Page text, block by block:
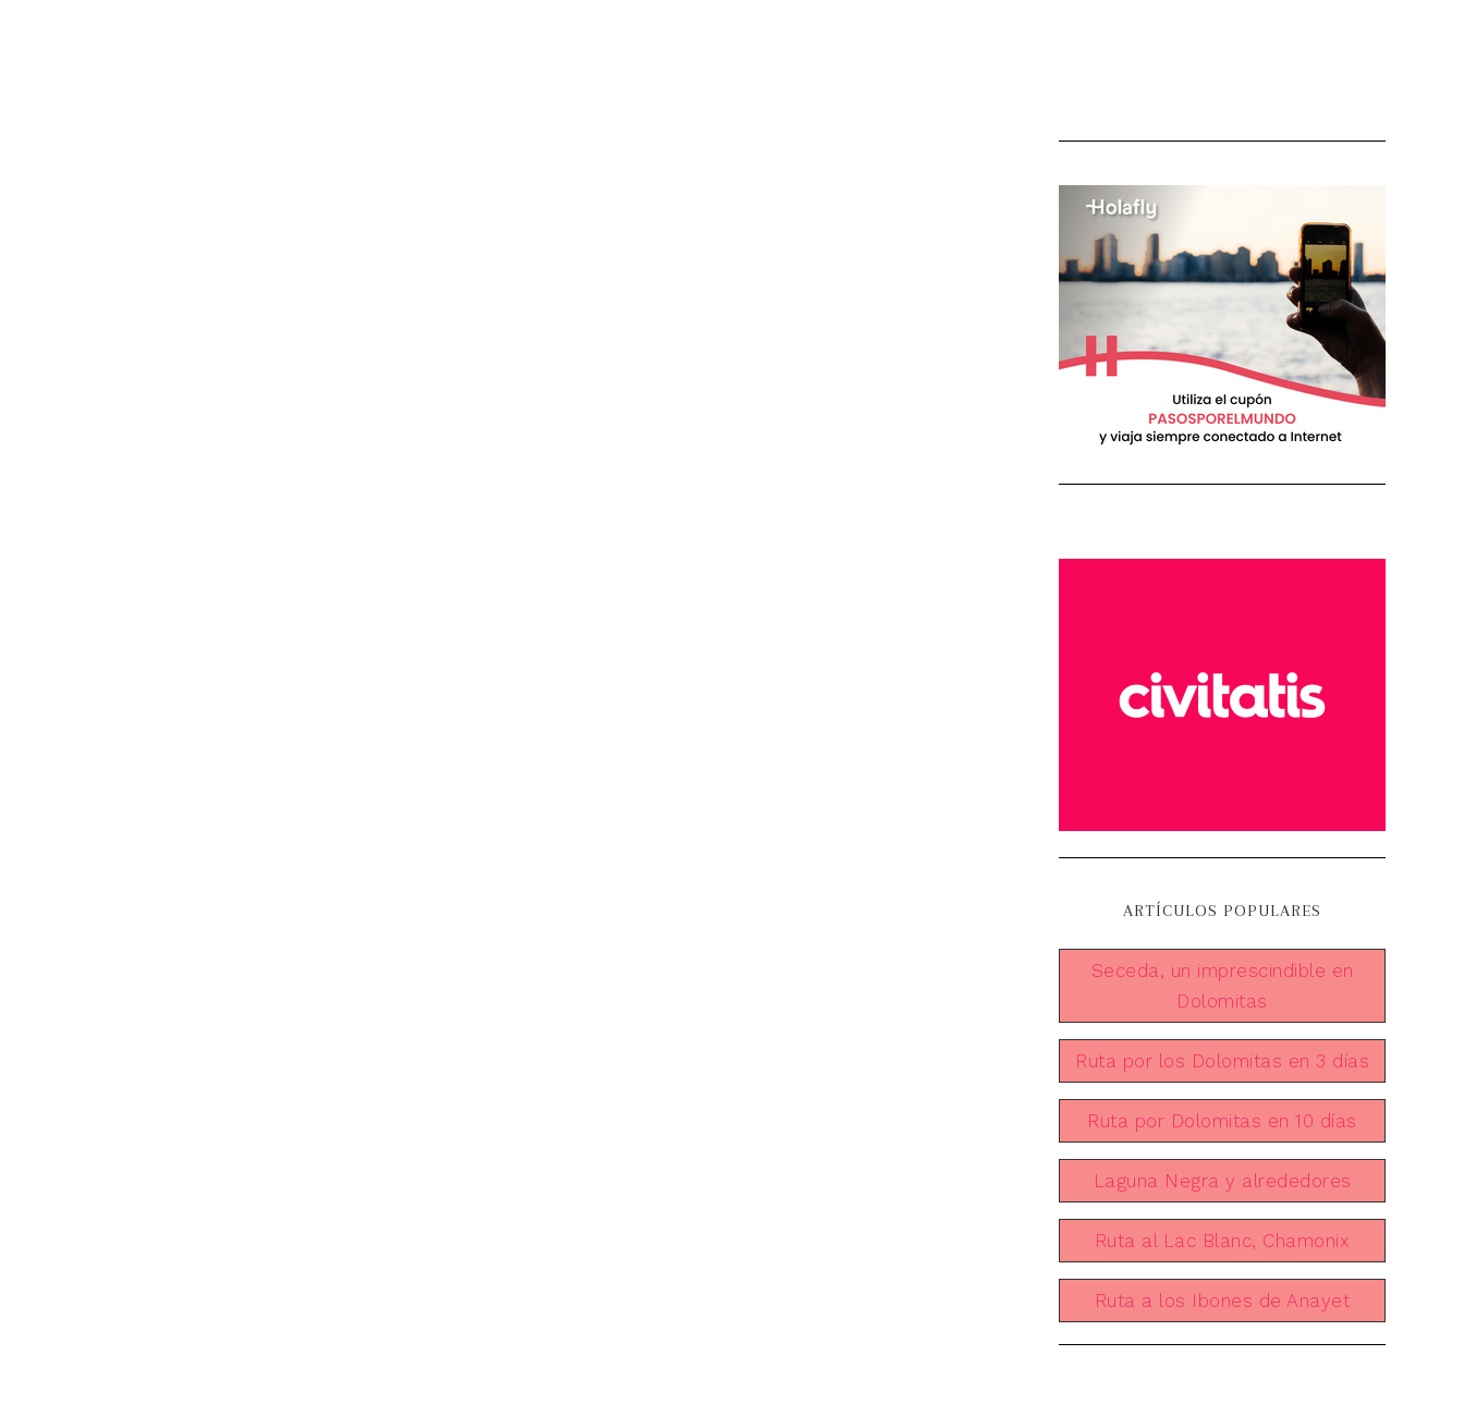
ARTÍCULOS POPULARES
Seceda, un imprescindible en
Dolomitas
Ruta por los Dolomitas en 3 días
Ruta por Dolomitas en 10 días
Laguna Negra y alrededores
Ruta al Lac Blanc, Chamonix
Ruta a los Ibones de Anayet